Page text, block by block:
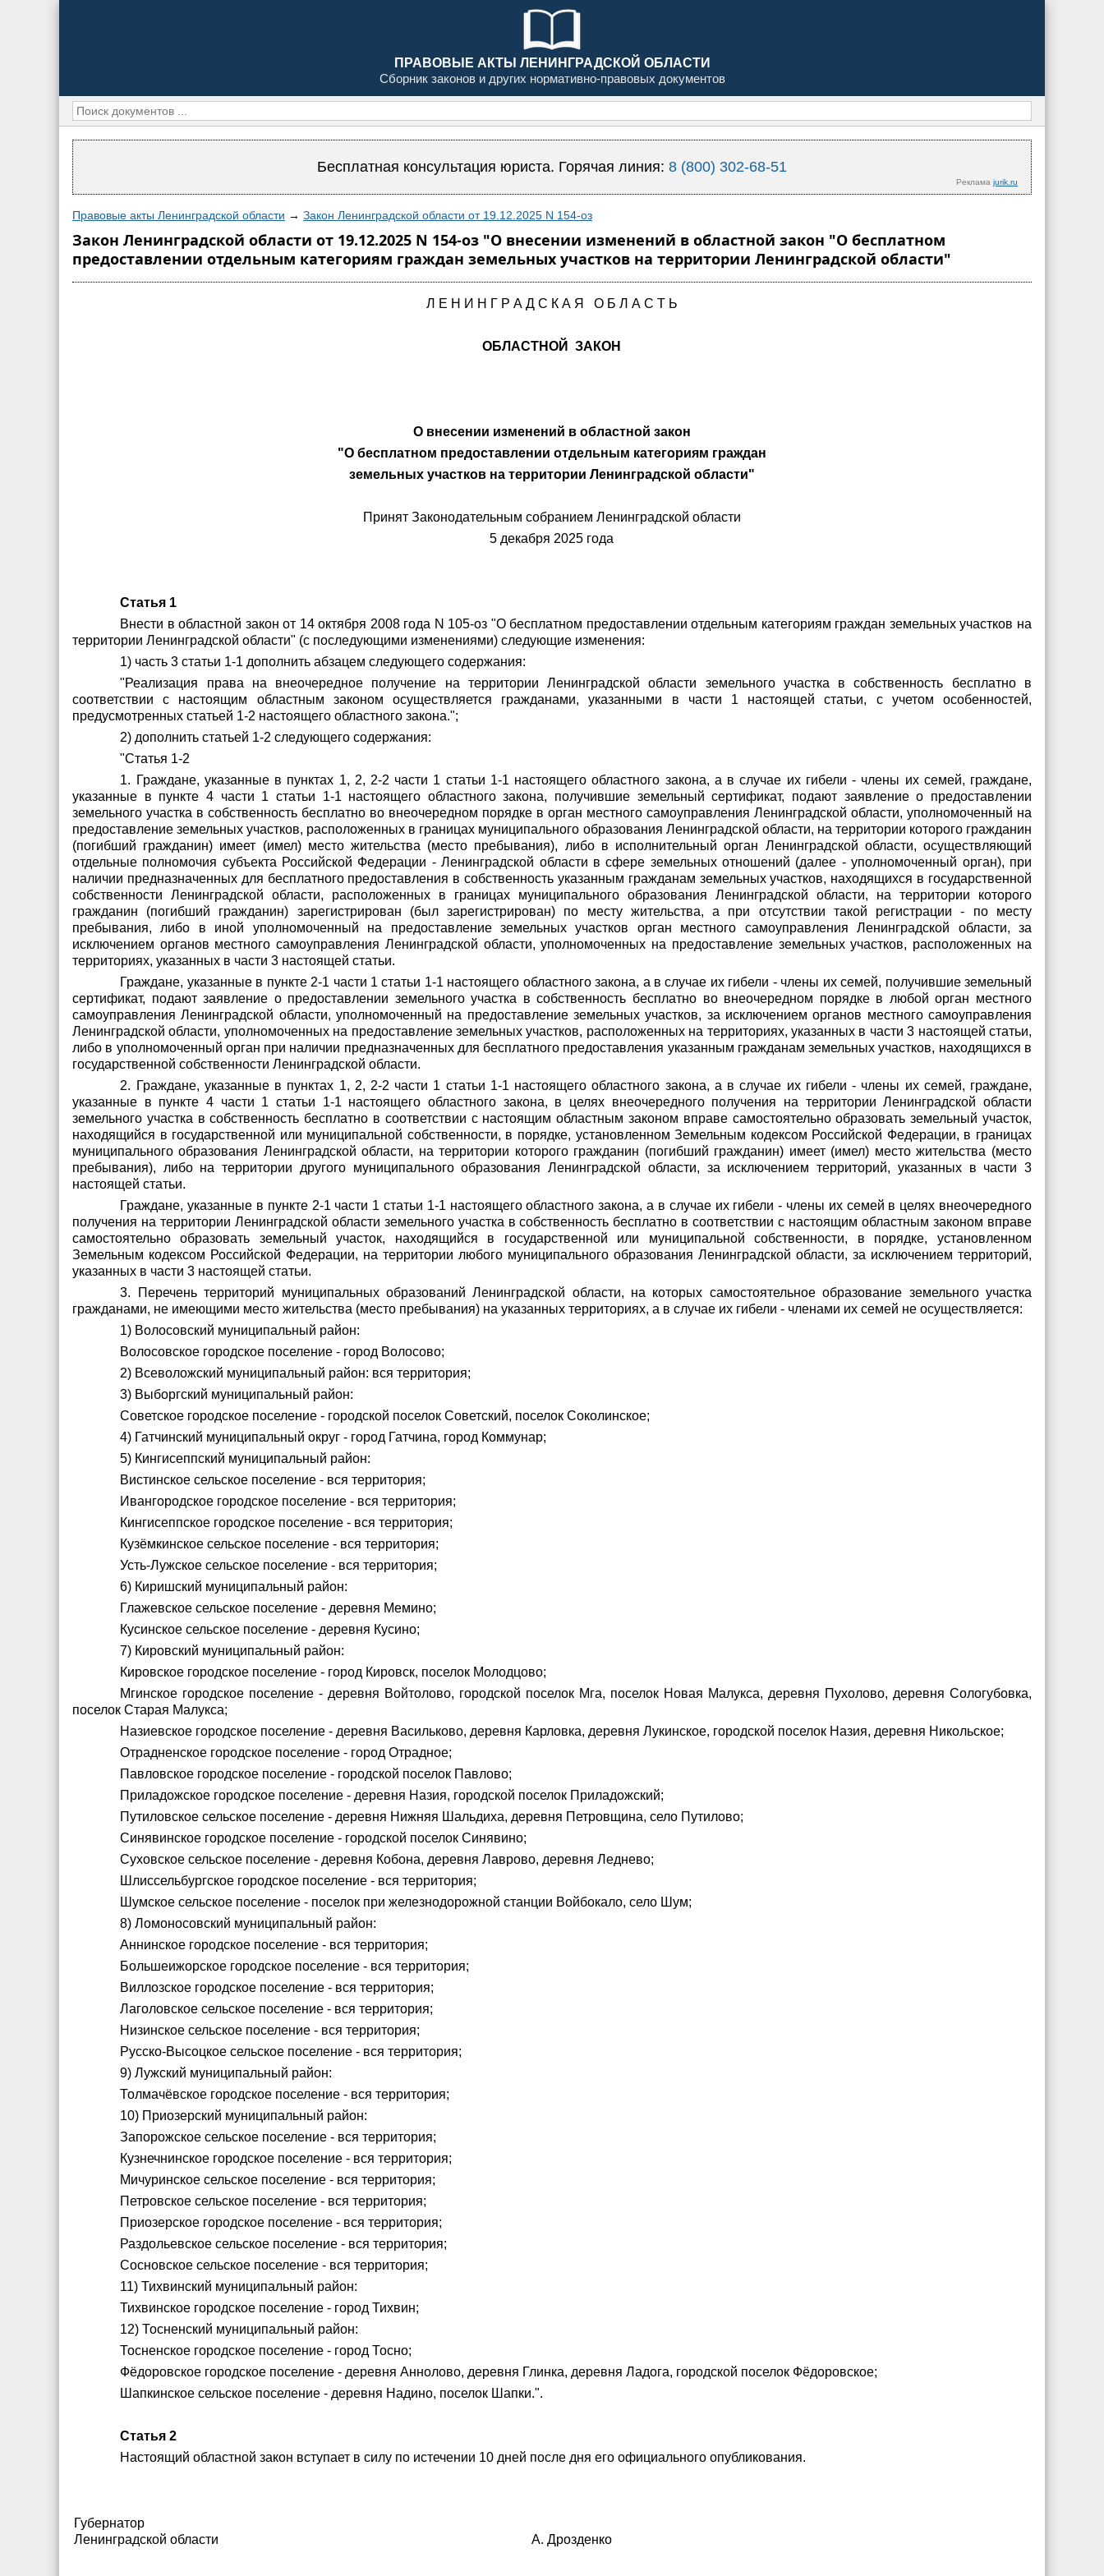
ПРАВОВЫЕ АКТЫ ЛЕНИНГРАДСКОЙ ОБЛАСТИ
Сборник законов и других нормативно-правовых документов
Бесплатная консультация юриста. Горячая линия: 8 (800) 302-68-51
Реклама jurik.ru
Правовые акты Ленинградской области → Закон Ленинградской области от 19.12.2025 N 154-оз
Закон Ленинградской области от 19.12.2025 N 154-оз "О внесении изменений в областной закон "О бесплатном
предоставлении отдельным категориям граждан земельных участков на территории Ленинградской области"
Л Е Н И Н Г Р А Д С К А Я О Б Л А С Т Ь
ОБЛАСТНОЙ ЗАКОН
О внесении изменений в областной закон
"О бесплатном предоставлении отдельным категориям граждан
земельных участков на территории Ленинградской области"
Принят Законодательным собранием Ленинградской области
5 декабря 2025 года
Статья 1
Внести в областной закон от 14 октября 2008 года N 105-оз "О бесплатном предоставлении отдельным категориям граждан земельных участков на
территории Ленинградской области" (с последующими изменениями) следующие изменения:
1) часть 3 статьи 1-1 дополнить абзацем следующего содержания:
"Реализация права на внеочередное получение на территории Ленинградской области земельного участка в собственность бесплатно в
соответствии с настоящим областным законом осуществляется гражданами, указанными в части 1 настоящей статьи, с учетом особенностей,
предусмотренных статьей 1-2 настоящего областного закона.";
2) дополнить статьей 1-2 следующего содержания:
"Статья 1-2
1. Граждане, указанные в пунктах 1, 2, 2-2 части 1 статьи 1-1 настоящего областного закона, а в случае их гибели - члены их семей, граждане,
указанные в пункте 4 части 1 статьи 1-1 настоящего областного закона, получившие земельный сертификат, подают заявление о предоставлении
земельного участка в собственность бесплатно во внеочередном порядке в орган местного самоуправления Ленинградской области, уполномоченный на
предоставление земельных участков, расположенных в границах муниципального образования Ленинградской области, на территории которого гражданин
(погибший гражданин) имеет (имел) место жительства (место пребывания), либо в исполнительный орган Ленинградской области, осуществляющий
отдельные полномочия субъекта Российской Федерации - Ленинградской области в сфере земельных отношений (далее - уполномоченный орган), при
наличии предназначенных для бесплатного предоставления в собственность указанным гражданам земельных участков, находящихся в государственной
собственности Ленинградской области, расположенных в границах муниципального образования Ленинградской области, на территории которого
гражданин (погибший гражданин) зарегистрирован (был зарегистрирован) по месту жительства, а при отсутствии такой регистрации - по месту
пребывания, либо в иной уполномоченный на предоставление земельных участков орган местного самоуправления Ленинградской области, за
исключением органов местного самоуправления Ленинградской области, уполномоченных на предоставление земельных участков, расположенных на
территориях, указанных в части 3 настоящей статьи.
Граждане, указанные в пункте 2-1 части 1 статьи 1-1 настоящего областного закона, а в случае их гибели - члены их семей, получившие земельный
сертификат, подают заявление о предоставлении земельного участка в собственность бесплатно во внеочередном порядке в любой орган местного
самоуправления Ленинградской области, уполномоченный на предоставление земельных участков, за исключением органов местного самоуправления
Ленинградской области, уполномоченных на предоставление земельных участков, расположенных на территориях, указанных в части 3 настоящей статьи,
либо в уполномоченный орган при наличии предназначенных для бесплатного предоставления указанным гражданам земельных участков, находящихся в
государственной собственности Ленинградской области.
2. Граждане, указанные в пунктах 1, 2, 2-2 части 1 статьи 1-1 настоящего областного закона, а в случае их гибели - члены их семей, граждане,
указанные в пункте 4 части 1 статьи 1-1 настоящего областного закона, в целях внеочередного получения на территории Ленинградской области
земельного участка в собственность бесплатно в соответствии с настоящим областным законом вправе самостоятельно образовать земельный участок,
находящийся в государственной или муниципальной собственности, в порядке, установленном Земельным кодексом Российской Федерации, в границах
муниципального образования Ленинградской области, на территории которого гражданин (погибший гражданин) имеет (имел) место жительства (место
пребывания), либо на территории другого муниципального образования Ленинградской области, за исключением территорий, указанных в части 3
настоящей статьи.
Граждане, указанные в пункте 2-1 части 1 статьи 1-1 настоящего областного закона, а в случае их гибели - члены их семей в целях внеочередного
получения на территории Ленинградской области земельного участка в собственность бесплатно в соответствии с настоящим областным законом вправе
самостоятельно образовать земельный участок, находящийся в государственной или муниципальной собственности, в порядке, установленном
Земельным кодексом Российской Федерации, на территории любого муниципального образования Ленинградской области, за исключением территорий,
указанных в части 3 настоящей статьи.
3. Перечень территорий муниципальных образований Ленинградской области, на которых самостоятельное образование земельного участка
гражданами, не имеющими место жительства (место пребывания) на указанных территориях, а в случае их гибели - членами их семей не осуществляется:
1) Волосовский муниципальный район:
Волосовское городское поселение - город Волосово;
2) Всеволожский муниципальный район: вся территория;
3) Выборгский муниципальный район:
Советское городское поселение - городской поселок Советский, поселок Соколинское;
4) Гатчинский муниципальный округ - город Гатчина, город Коммунар;
5) Кингисеппский муниципальный район:
Вистинское сельское поселение - вся территория;
Ивангородское городское поселение - вся территория;
Кингисеппское городское поселение - вся территория;
Кузёмкинское сельское поселение - вся территория;
Усть-Лужское сельское поселение - вся территория;
6) Киришский муниципальный район:
Глажевское сельское поселение - деревня Мемино;
Кусинское сельское поселение - деревня Кусино;
7) Кировский муниципальный район:
Кировское городское поселение - город Кировск, поселок Молодцово;
Мгинское городское поселение - деревня Войтолово, городской поселок Мга, поселок Новая Малукса, деревня Пухолово, деревня Сологубовка,
поселок Старая Малукса;
Назиевское городское поселение - деревня Васильково, деревня Карловка, деревня Лукинское, городской поселок Назия, деревня Никольское;
Отрадненское городское поселение - город Отрадное;
Павловское городское поселение - городской поселок Павлово;
Приладожское городское поселение - деревня Назия, городской поселок Приладожский;
Путиловское сельское поселение - деревня Нижняя Шальдиха, деревня Петровщина, село Путилово;
Синявинское городское поселение - городской поселок Синявино;
Суховское сельское поселение - деревня Кобона, деревня Лаврово, деревня Леднево;
Шлиссельбургское городское поселение - вся территория;
Шумское сельское поселение - поселок при железнодорожной станции Войбокало, село Шум;
8) Ломоносовский муниципальный район:
Аннинское городское поселение - вся территория;
Большеижорское городское поселение - вся территория;
Виллозское городское поселение - вся территория;
Лаголовское сельское поселение - вся территория;
Низинское сельское поселение - вся территория;
Русско-Высоцкое сельское поселение - вся территория;
9) Лужский муниципальный район:
Толмачёвское городское поселение - вся территория;
10) Приозерский муниципальный район:
Запорожское сельское поселение - вся территория;
Кузнечнинское городское поселение - вся территория;
Мичуринское сельское поселение - вся территория;
Петровское сельское поселение - вся территория;
Приозерское городское поселение - вся территория;
Раздольевское сельское поселение - вся территория;
Сосновское сельское поселение - вся территория;
11) Тихвинский муниципальный район:
Тихвинское городское поселение - город Тихвин;
12) Тосненский муниципальный район:
Тосненское городское поселение - город Тосно;
Фёдоровское городское поселение - деревня Аннолово, деревня Глинка, деревня Ладога, городской поселок Фёдоровское;
Шапкинское сельское поселение - деревня Надино, поселок Шапки.".
Статья 2
Настоящий областной закон вступает в силу по истечении 10 дней после дня его официального опубликования.
Губернатор
Ленинградской области
А. Дрозденко